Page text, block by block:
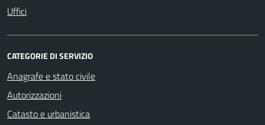
Uffici
CATEGORIE DI SERVIZIO
Anagrafe e stato civile
Autorizzazioni
Catasto e urbanistica